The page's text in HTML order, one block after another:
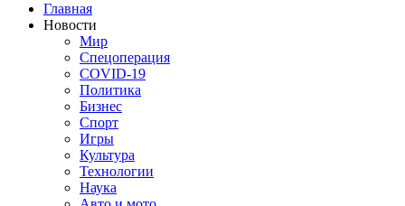
Главная
Новости
Мир
Спецоперация
COVID-19
Политика
Бизнес
Спорт
Игры
Культура
Технологии
Наука